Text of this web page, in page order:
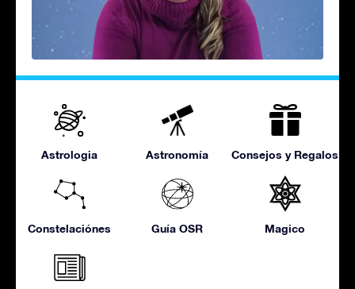
Astrologia Astronomía Consejos y Regalos
Constelaciónes Guía OSR Magico